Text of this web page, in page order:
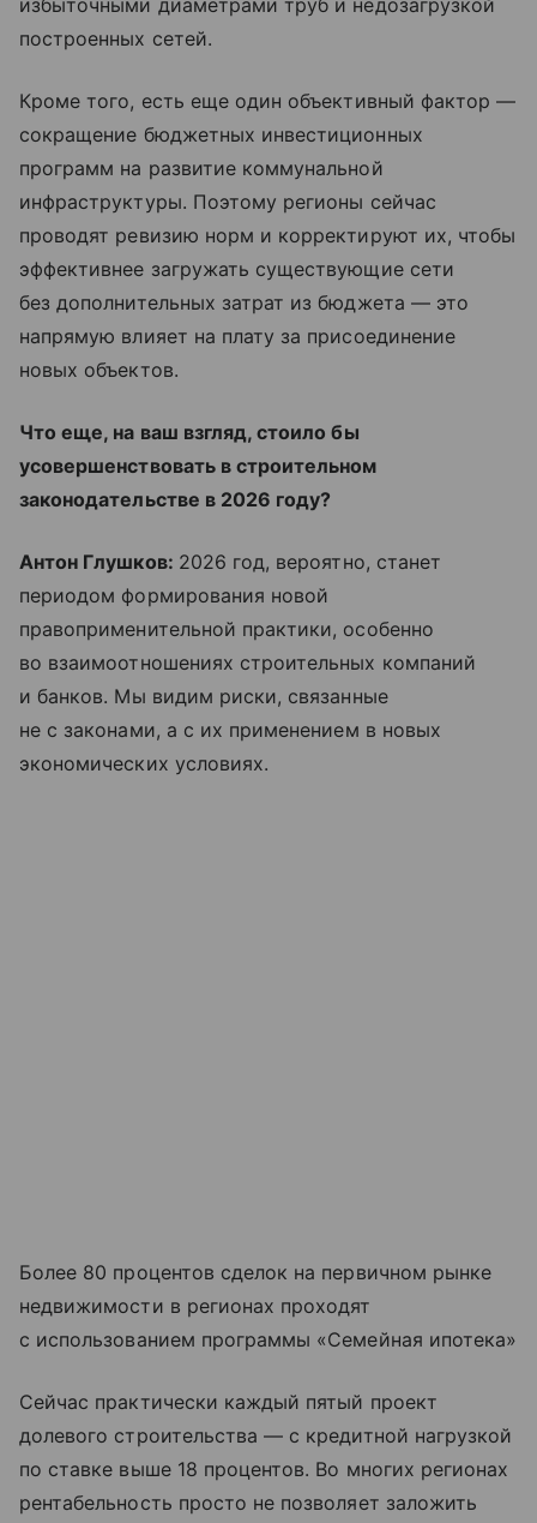
избыточными диаметрами труб и недозагрузкой
построенных сетей.
Кроме того, есть еще один объективный фактор —
сокращение бюджетных инвестиционных
программ на развитие коммунальной
инфраструктуры. Поэтому регионы сейчас
проводят ревизию норм и корректируют их, чтобы
эффективнее загружать существующие сети
без дополнительных затрат из бюджета — это
напрямую влияет на плату за присоединение
новых объектов.
Что еще, на ваш взгляд, стоило бы
усовершенствовать в строительном
законодательстве в 2026 году?
Антон Глушков: 2026 год, вероятно, станет
периодом формирования новой
правоприменительной практики, особенно
во взаимоотношениях строительных компаний
и банков. Мы видим риски, связанные
не с законами, а с их применением в новых
экономических условиях.
Более 80 процентов сделок на первичном рынке
недвижимости в регионах проходят
с использованием программы «Семейная ипотека»
Сейчас практически каждый пятый проект
долевого строительства — с кредитной нагрузкой
по ставке выше 18 процентов. Во многих регионах
рентабельность просто не позволяет заложить